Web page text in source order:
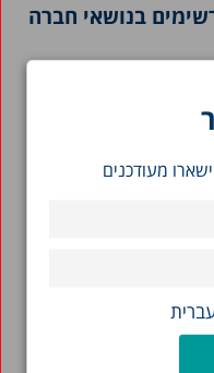
מעודכנים
המדינה 2026: תרשימים בנושאי חברה
המדינה" לשנת...
לפערי כוח
התופעה...